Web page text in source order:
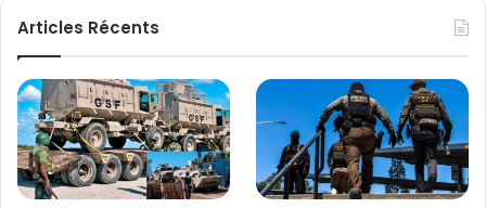
Articles Récents